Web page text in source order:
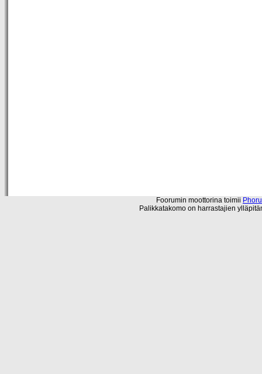
Foorumin moottorina toimii
Palikkatakomo on harrastajien